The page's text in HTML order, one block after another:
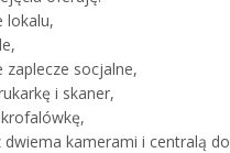
lokalu,
zaplecze socjalne,
i skaner,
dwiema kamerami i centralą do